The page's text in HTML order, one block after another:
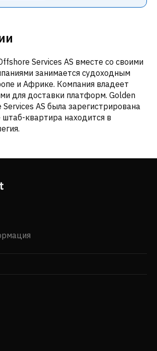
Services AS вместе со своими
занимается судоходным
и Африке. Компания владеет
для доставки платформ. Golden
AS была зарегистрирована
штаб-квартира находится в